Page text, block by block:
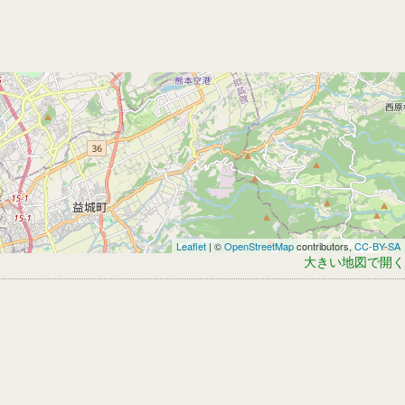
Leaflet | ©OpenStreetMapcontributors,CC-BY-SA
大きい地図で開く